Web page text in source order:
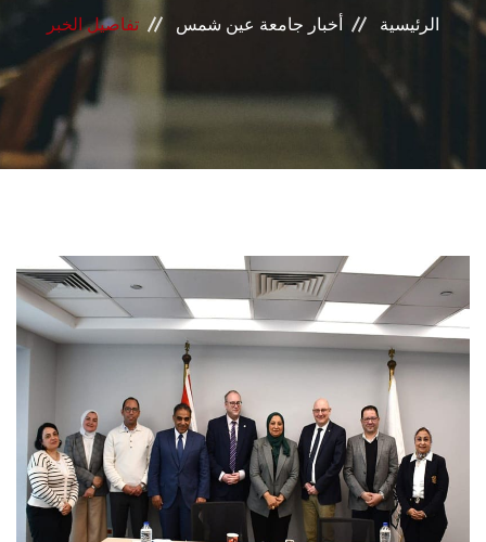
المراكز والوحدات
الأنظمة الذكية
الطلاب
هيئة التدريس
الدراسات العليا
الخريجين
الرئيسية أخبار جامعة عين شمس تفاصيل الخبر